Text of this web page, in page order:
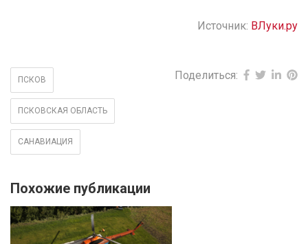
Источник: ВЛуки.ру
ПСКОВ
ПСКОВСКАЯ ОБЛАСТЬ
САНАВИАЦИЯ
Поделиться:
Похожие публикации